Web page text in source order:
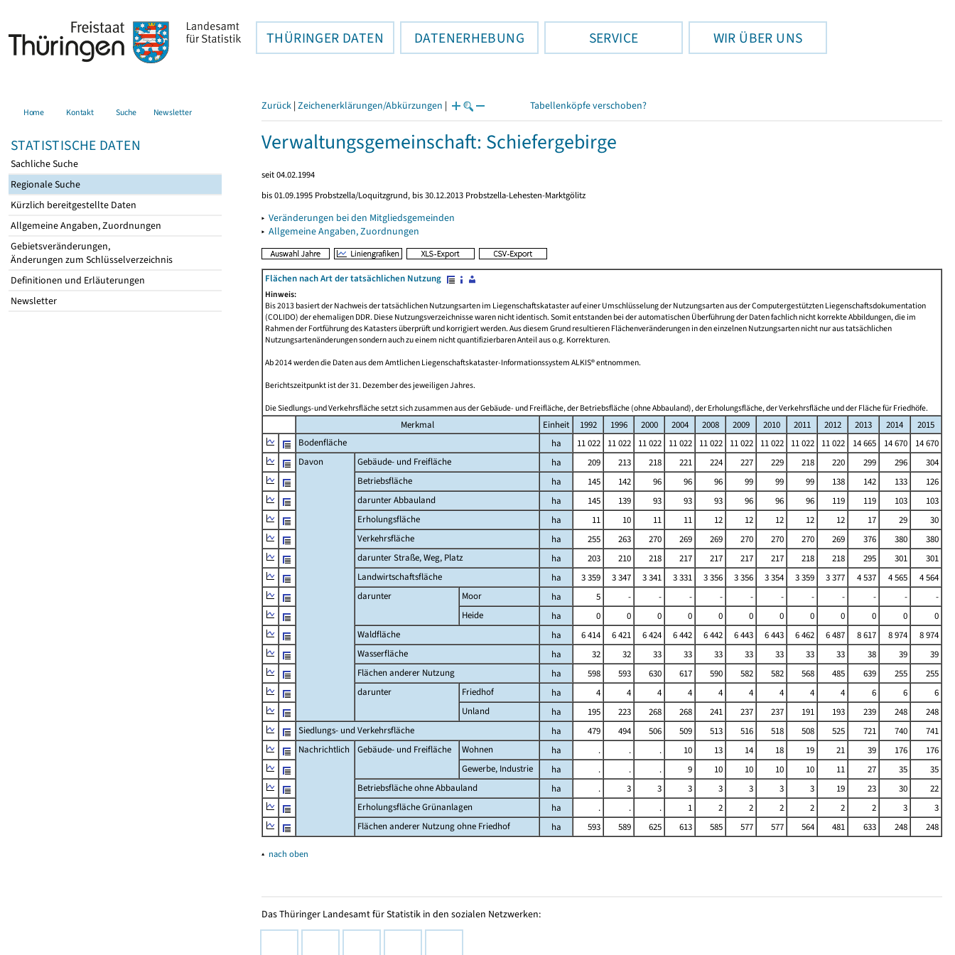
THÜRINGER DATEN DATENERHEBUNG SERVICE WIR ÜBER UNS
Home Kontakt Suche Newsletter
STATISTISCHE DATEN
Sachliche Suche
Regionale Suche
Kürzlich bereitgestellte Daten
Allgemeine Angaben, Zuordnungen
Gebietsveränderungen,
Änderungen zum Schlüsselverzeichnis
Definitionen und Erläuterungen
Newsletter
Zurück | Zeichenerklärungen/Abkürzungen | Tabellenköpfe verschoben?
Verwaltungsgemeinschaft: Schiefergebirge
seit 04.02.1994
bis 01.09.1995 Probstzella/Loquitzgrund, bis 30.12.2013 Probstzella-Lehesten-Marktgölitz
▸ Veränderungen bei den Mitgliedsgemeinden
▸ Allgemeine Angaben, Zuordnungen
Flächen nach Art der tatsächlichen Nutzung
Hinweis:
Bis 2013 basiert der Nachweis der tatsächlichen Nutzungsarten im Liegenschaftskataster auf einer Umschlüsselung der Nutzungsarten aus der Computergestützten Liegenschaftsdokumentation
(COLIDO) der ehemaligen DDR. Diese Nutzungsverzeichnisse waren nicht identisch. Somit entstanden bei der automatischen Überführung der Daten fachlich nicht korrekte Abbildungen, die im
Rahmen der Fortführung des Katasters überprüft und korrigiert werden. Aus diesem Grund resultieren Flächenveränderungen in den einzelnen Nutzungsarten nicht nur aus tatsächlichen
Nutzungsartenänderungen sondern auch zu einem nicht quantifizierbaren Anteil aus o.g. Korrekturen.
Ab 2014 werden die Daten aus dem Amtlichen Liegenschaftskataster-Informationssystem ALKIS® entnommen.
Berichtszeitpunkt ist der 31. Dezember des jeweiligen Jahres.
Die Siedlungs-und Verkehrsfläche setzt sich zusammen aus der Gebäude- und Freifläche, der Betriebsfläche (ohne Abbauland), der Erholungsfläche, der Verkehrsfläche und der Fläche für Friedhöfe.
Merkmal Einheit 1992 1996 2000 2004 2008 2009 2010 2011 2012 2013 2014
2015
Bodenfläche
ha 11 022 11 022 11 022 11 022 11 022 11 022 11 022 11 022 11 022 14 665 14 670
14 670
Davon
Gebäude- und Freifläche ha 209 213 218 221 224 227 229 218 220 299 296
304
Betriebsfläche
ha 145 142 96 96 96 99 99 99 138 142 133
126
darunter Abbauland
ha 145 139 93 93 93 96 96 96 119 119 103
103
Erholungsfläche
ha 11 10 11 11 12 12 12 12 12 17 29
30
Verkehrsfläche
ha 255 263 270 269 269 270 270 270 269 376 380
380
darunter Straße, Weg, Platz
ha 203 210 218 217 217 217 217 218 218 295 301
301
Landwirtschaftsfläche
ha 3 359 3 347 3 341 3 331 3 356 3 356 3 354 3 359 3 377 4 537 4 565
4 564
darunter
Moor ha 5 - - - - - - - - - -
-
Heide
ha 0 0 0 0 0 0 0 0 0 0 0
0
Waldfläche
ha 6 414 6 421 6 424 6 442 6 442 6 443 6 443 6 462 6 487 8 617 8 974
8 974
Wasserfläche
ha 32 32 33 33 33 33 33 33 33 38 39
39
Flächen anderer Nutzung
ha 598 593 630 617 590 582 582 568 485 639 255
255
darunter
Friedhof ha 4 4 4 4 4 4 4 4 4 6 6
6
Unland
ha 195 223 268 268 241 237 237 191 193 239 248
248
Siedlungs- und Verkehrsfläche
ha 479 494 506 509 513 516 518 508 525 721 740
741
Nachrichtlich
Gebäude- und Freifläche Wohnen ha . . . 10 13 14 18 19 21 39 176
176
Gewerbe, Industrie
ha . . . 9 10 10 10 10 11 27 35
35
Betriebsfläche ohne Abbauland
ha . 3 3 3 3 3 3 3 19 23 30
22
Erholungsfläche Grünanlagen
ha . . . 1 2 2 2 2 2 2 3
3
Flächen anderer Nutzung ohne Friedhof
ha 593 589 625 613 585 577 577 564 481 633 248 248
▴ nach oben
Das Thüringer Landesamt für Statistik in den sozialen Netzwerken: